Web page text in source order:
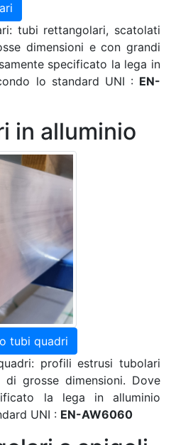
tubi rettangolari, scatolati
dimensioni e con grandi
specificato la lega in
lo standard UNI : EN-
in alluminio
tubi quadri
profili estrusi tubolari
grosse dimensioni. Dove
la lega in alluminio
UNI : EN-AW6060